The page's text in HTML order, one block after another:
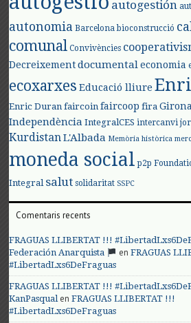
autogestión
autonomia Barcelona bioconstrucció
comunal Convivències
Decreixement documental economia
ecoxarxes Educació lliure
Enric Duran faircoin faircoop fira Girona
Independència IntegralCES intercanvi
KurdistanL'Albada Memòria històrica
moneda social p2p
Integral salut solidaritat SSPC
Comentaris recents
FRAGUAS LLIBERTAT !!!
Federación Anarquista
enFRAGUAS
#LibertadLxs6DeFraguas
FRAGUAS LLIBERTAT !!!
KanPasqualenFRAGUAS LLIBERTAT !!!
#LibertadLxs6DeFraguas